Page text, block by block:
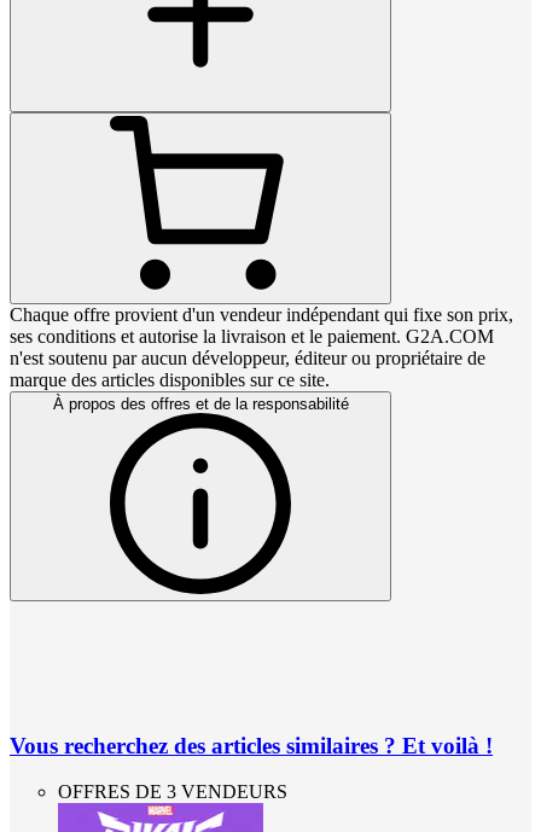
Chaque offre provient d'un vendeur indépendant qui fixe son prix,
ses conditions et autorise la livraison et le paiement. G2A.COM
n'est soutenu par aucun développeur, éditeur ou propriétaire de
marque des articles disponibles sur ce site.
À propos des offres et de la responsabilité
Vous recherchez des articles similaires ? Et voilà !
OFFRES DE 3 VENDEURS